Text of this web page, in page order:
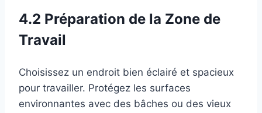
4.2 Préparation de la Zone de
Travail
Choisissez un endroit bien éclairé et spacieux
pour travailler. Protégez les surfaces
environnantes avec des bâches ou des vieux